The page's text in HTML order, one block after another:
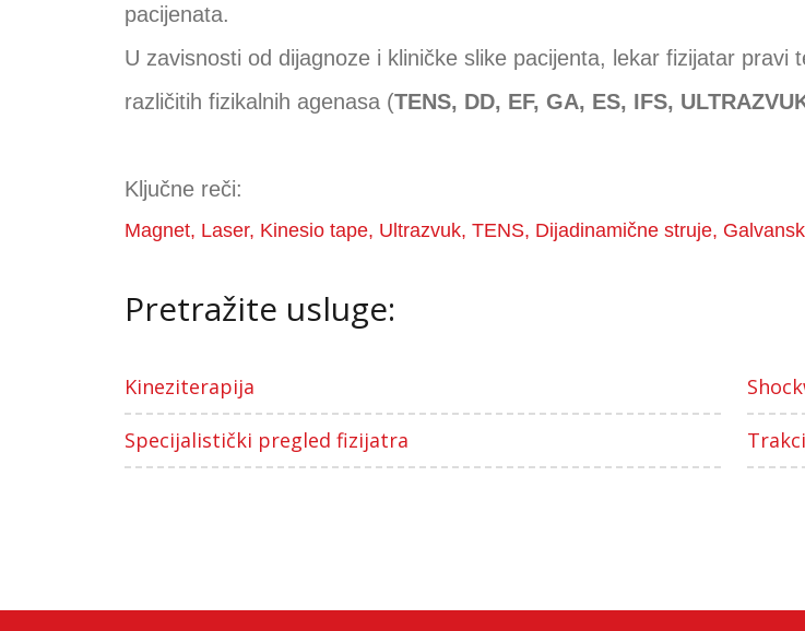
pacijenata.
U zavisnosti od dijagnoze i kliničke slike pacijenta, lekar fizijatar pravi
različitih fizikalnih agenasa (TENS, DD, EF, GA, ES, IFS,
Ključne reči:
Magnet, Laser, Kinesio tape, Ultrazvuk, TENS, Dijadinamične struje,
Pretražite usluge:
Kineziterapija
Specijalistički pregled fizijatra